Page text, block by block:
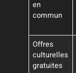
en
commun
Offres
culturelles
gratuites